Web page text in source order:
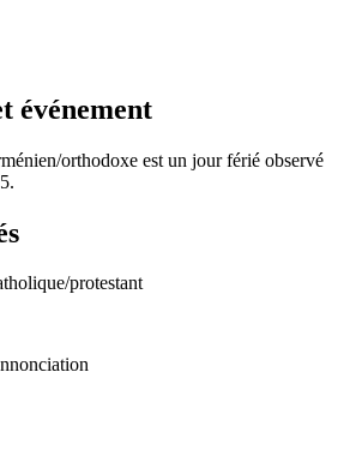
événement
orthodoxe est un jour férié observé
protestant